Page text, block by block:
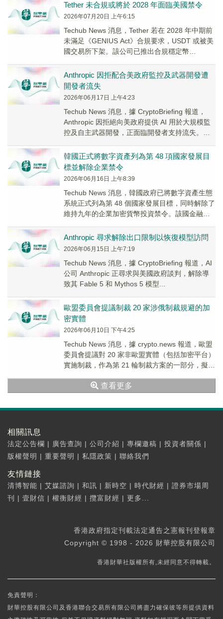
Tether 未合規或將於 2028 年面臨美國禁令
2026年07月20日 上午6:15
Techub News 消息，Tether 若在 2028 年中期前
未滿足《GENIUS Act》合規要求，USDT 或被美
國交易所下架。該公司已推出合規穩定幣
Anthropic 因拒配合美政府監控及武器開發遭
開發者流失
2026年06月17日 上午4:23
Techub News 消息，據 CryptoBriefing 報道，
Anthropic 因拒絕向美政府提供 AI 用於大規模監
控及自主武器開發，正面臨開發者支持流失。特
韓國正式將數字資產列為第 48 項國家發展目
標並解除企業禁令
2026年06月16日 上午8:39
Techub News 消息，韓國政府已將數字資產生態
系統正式列為第 48 個國家發展目標，同時解除了
維持九年的企業加密貨幣投資禁令。該國金融委
Anthropic 尋求解除出口限制以恢復模型訪問
2026年06月15日 上午7:19
Techub News 消息，據 CryptoBriefing 報道，AI
公司 Anthropic 正尋求與美國政府談判，解除導
致其 Fable 5 和 Mythos 5 模型...
歐盟委員會提議制裁 20 家涉俄制裁規避的加
密實體
2026年06月10日 下午4:25
Techub News 消息，據 crypto.news 報道，歐盟
委員會提議對 20 家非歐盟實體（包括加密平台）
實施制裁，作為第 21 輪制裁方案的一部分，擬引
查看更多
相關訊息
法定公告欄 | 廣告查詢 | 公司介紹 | 專欄邀稿 | 投資者關係 |
版權聲明 | 重要聲明 | 私隱政策 | 聯絡我們
友情鏈接
清博智能 | 艾媒諮詢 | 和訊 | 新時空 | 時代財經 | 證券市場周
刊
| 壹財信 | 權衡財經 | 攬富財經 | 更多...
香港政府指定刊載法定通告之憲報刊登報章
Copyright © 1998 - 2026 財華控股有限公司
香港財華社版權所有,未經同意不得轉載。
免責聲明：
財華控股有限公司及香港聯合交易所有限公司將盡力確保彼等所提供資料